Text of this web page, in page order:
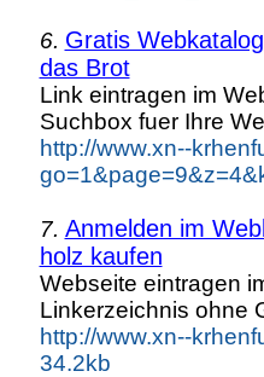
6. Gratis
das Brot
Link eintragen im
Suchbox fuer Ihre
http://www.xn--
7. Anmelden im
holz kaufen
Webseite eintragen
Linkerzeichnis ohne
http://www.xn--
34.2kb